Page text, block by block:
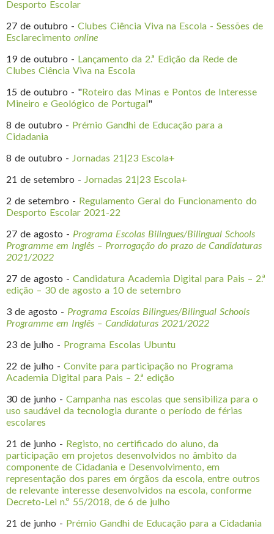
Desporto Escolar
27 de outubro - Clubes Ciência Viva na Escola - Sessões de
Esclarecimento online
19 de outubro - Lançamento da 2.ª Edição da Rede de
Clubes Ciência Viva na Escola
15 de outubro - "Roteiro das Minas e Pontos de Interesse
Mineiro e Geológico de Portugal"
8 de outubro - Prémio Gandhi de Educação para a
Cidadania
8 de outubro - Jornadas 21|23 Escola+
21 de setembro - Jornadas 21|23 Escola+
2 de setembro - Regulamento Geral do Funcionamento do
Desporto Escolar 2021-22
27 de agosto - Programa Escolas Bilingues/Bilingual Schools
Programme em Inglês – Prorrogação do prazo de Candidaturas
2021/2022
27 de agosto - Candidatura Academia Digital para Pais – 2.ª
edição – 30 de agosto a 10 de setembro
3 de agosto - Programa Escolas Bilingues/Bilingual Schools
Programme em Inglês – Candidaturas 2021/2022
23 de julho - Programa Escolas Ubuntu
22 de julho - Convite para participação no Programa
Academia Digital para Pais – 2.ª edição
30 de junho - Campanha nas escolas que sensibiliza para o
uso saudável da tecnologia durante o período de férias
escolares
21 de junho - Registo, no certificado do aluno, da
participação em projetos desenvolvidos no âmbito da
componente de Cidadania e Desenvolvimento, em
representação dos pares em órgãos da escola, entre outros
de relevante interesse desenvolvidos na escola, conforme
Decreto-Lei n.º 55/2018, de 6 de julho
21 de junho - Prémio Gandhi de Educação para a Cidadania